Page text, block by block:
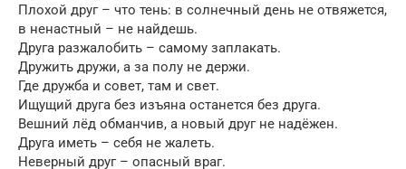
Плохой друг – что тень: в солнечный день не отвяжется,
в ненастный – не найдешь.
Друга разжалобить – самому заплакать.
Дружить дружи, а за полу не держи.
Где дружба и совет, там и свет.
Ищущий друга без изъяна останется без друга.
Вешний лёд обманчив, а новый друг не надёжен.
Друга иметь – себя не жалеть.
Неверный друг – опасный враг.